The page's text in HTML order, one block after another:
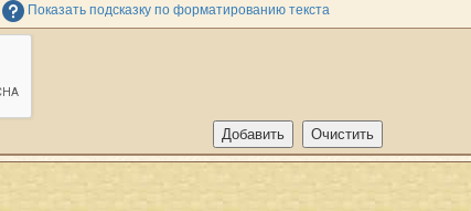
Показать подсказку по форматированию текста